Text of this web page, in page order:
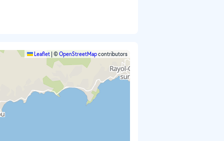
Leaflet ©OpenStreetMapcontributors